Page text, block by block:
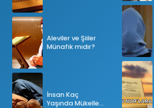
Aleviler ve Şiiler
Münafık mıdır?
İnsan Kaç
Yaşında Mükellef